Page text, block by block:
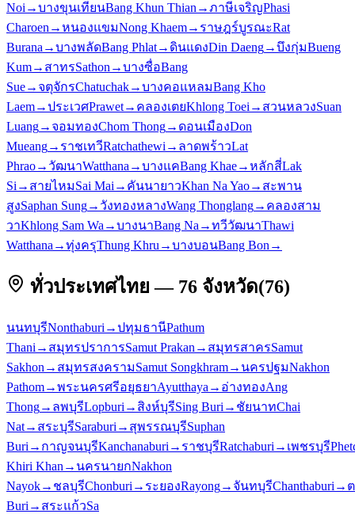
Noi →บางขุนเทียนBang Khun Thian →ภาษีเจริญPhasi
Charoen →หนองแขมNong Khaem→ ราษฎร์บูรณะRat
Burana →บางพลัดBang Phlat→ ดินแดงDin Daeng→บึงกุ่มBueng
Kum→ สาทรSathon →บางซื่อBang
Sue→ จตุจักรChatuchak→บางคอแหลมBang Kho
Laem→ประเวศPrawet→ คลองเตยKhlong Toei → สวนหลวงSuan
Luang→ จอมทองChom Thong→ ดอนเมืองDon
Mueang→ ราชเทวีRatchathewi → ลาดพร้าวLat
Phrao→ วัฒนาWatthana →บางแคBang Khae→หลักสี่Lak
Si → สายไหมSai Mai → คันนายาวKhan Na Yao→ สะพาน
สูงSaphan Sung→ วังทองหลางWang Thonglang→ คลองสาม
วาKhlong Sam Wa →บางนาBang Na →ทวีวัฒนาThawi
Watthana →ทุ่งครุThung Khru →บางบอนBang Bon →
ทั่วประเทศไทย — 76 จังหวัด(76)
นนทบุรีNonthaburi →ปทุมธานีPathum
Thani → สมุทรปราการSamut Prakan → สมุทรสาครSamut
Sakhon → สมุทรสงครามSamut Songkhram→ นครปฐมNakhon
Pathom→พระนครศรีอยุธยาAyutthaya → อ่างทองAng
Thong→ ลพบุรีLopburi → สิงห์บุรีSing Buri → ชัยนาทChai
Nat→ สระบุรีSaraburi → สุพรรณบุรีSuphan
Buri → กาญจนบุรีKanchanaburi → ราชบุรีRatchaburi → เพชรบุรี
Khiri Khan → นครนายกNakhon
Nayok→ ชลบุรีChonburi → ระยองRayong→ จันทบุรีChanthaburi →
Buri → สระแก้วSa